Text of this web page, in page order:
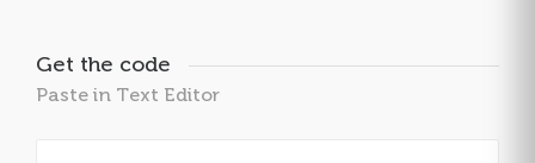
Get the code
Paste in Text Editor